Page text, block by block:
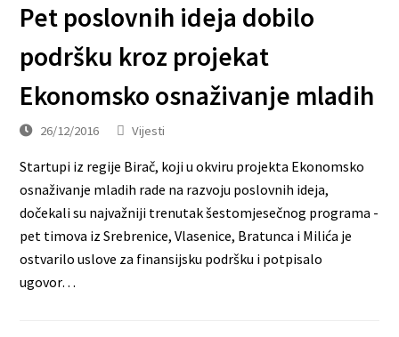
Pet poslovnih ideja dobilo
podršku kroz projekat
Ekonomsko osnaživanje mladih
26/12/2016 Vijesti
Startupi iz regije Birač, koji u okviru projekta Ekonomsko
osnaživanje mladih rade na razvoju poslovnih ideja,
dočekali su najvažniji trenutak šestomjesečnog programa -
pet timova iz Srebrenice, Vlasenice, Bratunca i Milića je
ostvarilo uslove za finansijsku podršku i potpisalo
ugovor…